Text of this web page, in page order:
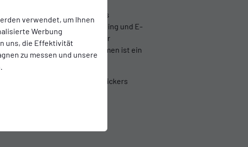
verwendet, um Ihnen
Werbung
uns, die Effektivität
zu messen und unsere
Einsatz für den Sport als
Verantwortlichen für Marketing und E-
von Alter, Herkunft oder
Das Spiel gegen Werder Bremen ist ein
offiziellen Kanäle des BSV Kickers